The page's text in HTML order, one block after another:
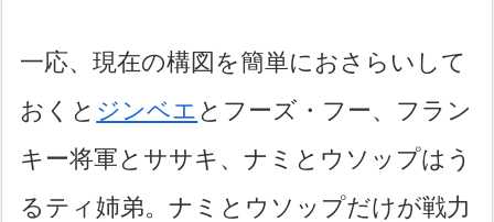
一応、現在の構図を簡単におさらいして
おくと ジンベエ とフーズ・フー、フラン
キー将軍とササキ、ナミとウソップはう
るティ姉弟。ナミとウソップだけが戦力